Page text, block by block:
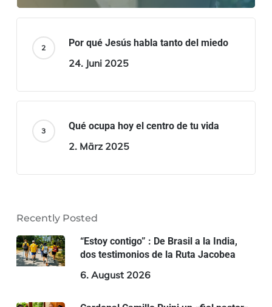
Por qué Jesús habla tanto del miedo
24. Juni 2025
Qué ocupa hoy el centro de tu vida
2. März 2025
Recently Posted
“Estoy contigo” : De Brasil a la India,
dos testimonios de la Ruta Jacobea
6. August 2026